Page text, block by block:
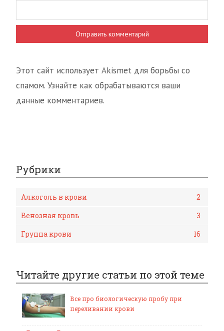
Этот сайт использует Akismet для борьбы со
спамом. Узнайте как обрабатываются ваши
данные комментариев.
Рубрики
Алкоголь в крови
2
Венозная кровь
3
Группа крови
16
Читайте другие статьи по этой теме
Все про биологическую пробу при
переливании крови